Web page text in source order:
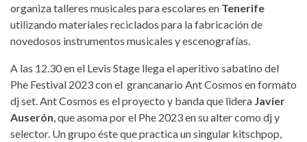
organiza talleres musicales para escolares en Tenerife
utilizando materiales reciclados para la fabricación de
novedosos instrumentos musicales y escenografías.
A las 12.30 en el Levis Stage llega el aperitivo sabatino del
Phe Festival 2023 con el grancanario Ant Cosmos en formato
dj set. Ant Cosmos es el proyecto y banda que lidera Javier
Auserón, que asoma por el Phe 2023 en su alter como dj y
selector. Un grupo éste que practica un singular kitschpop,